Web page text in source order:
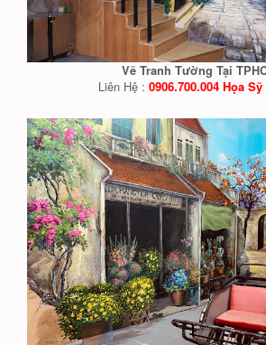
Vẽ Tranh Tường Tại
Liên Hệ : 0906.700.004 Họa